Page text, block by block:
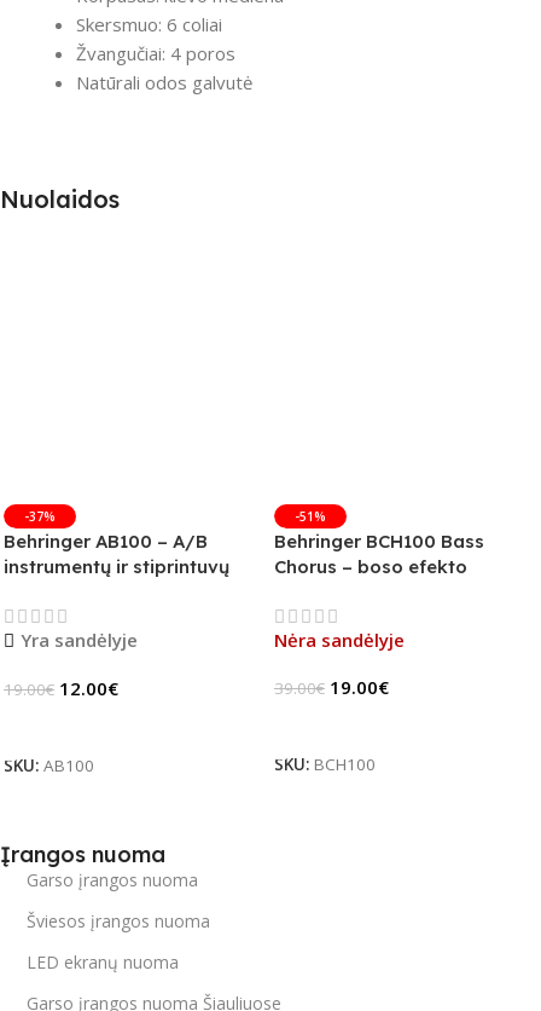
Skersmuo: 6 coliai
Žvangučiai: 4 poros
Natūrali odos galvutė
Nuolaidos
-37%
Behringer AB100 – A/B
instrumentų ir stiprintuvų
Yra sandėlyje
19.00€ 12.00€
SKU: AB100
-51%
Behringer BCH100 Bass
Chorus – boso efekto
Nėra sandėlyje
39.00€ 19.00€
SKU: BCH100
Įrangos nuoma
Garso įrangos nuoma
Šviesos įrangos nuoma
LED ekranų nuoma
Garso įrangos nuoma Šiauliuose